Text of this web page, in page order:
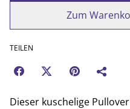
Zum
TEILEN
Dieser kuschelige